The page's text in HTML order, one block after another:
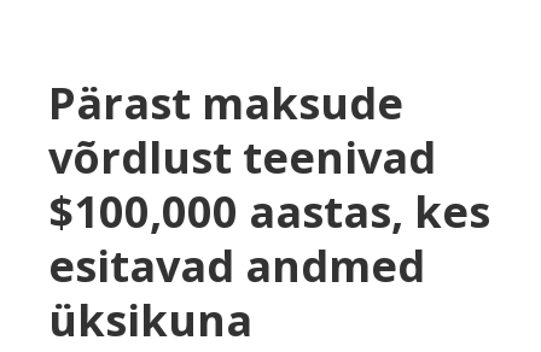
Pärast maksude
võrdlust teenivad
$100,000 aastas, kes
esitavad andmed
üksikuna